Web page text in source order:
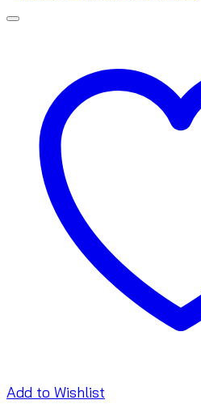
Add to Wishlist